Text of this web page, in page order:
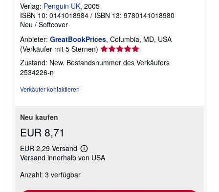
Verlag: Penguin UK, 2005
ISBN 10: 0141018984 / ISBN 13: 9780141018980
Neu / Softcover
Anbieter: GreatBookPrices, Columbia, MD, USA
(Verkäufer mit 5 Sternen) Verkäuferbewertung
von
Zustand: New. Bestandsnummer des Verkäufers
2534226-n
Verkäufer kontaktieren
Neu kaufen
EUR 8,71
EUR 2,29 Versand
Weitere
Informationen
Versand innerhalb von USA
Anzahl: 3 verfügbar